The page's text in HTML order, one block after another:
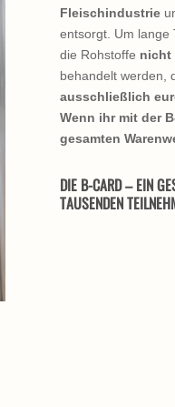
Fleischindustrie
entsorgt. Um lange
die Rohstoffe nicht
behandelt werden,
ausschließlich
Wenn ihr mit der
gesamten
DIE B-CARD – EIN
TAUSENDEN